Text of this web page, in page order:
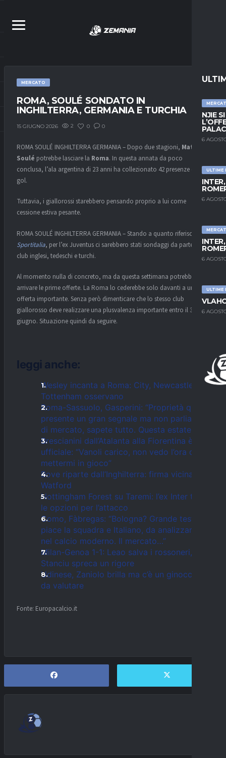
NJIE
6
ULTIME
6
6
ULTIME
6
MERCATO
ROMA, SOULÉ SONDATO IN
INGHILTERRA, GERMANIA E TURCHIA
15 GIUGNO 2026 2 0 0
ROMA SOULÉ INGHILTERRA GERMANIA – Dopo due stagioni, Matias
Soulé potrebbe lasciare la Roma. In questa annata da poco
conclusa, l’ala argentina di 23 anni ha collezionato 42 presenze e 7
gol.
Tuttavia, i giallorossi starebbero pensando proprio a lui come
cessione estiva pesante.
ROMA SOULÉ INGHILTERRA GERMANIA – Stando a quanto riferisce
Sportitalia, per l’ex Juventus ci sarebbero stati sondaggi da parte di
club inglesi, tedeschi e turchi.
Al momento nulla di concreto, ma da questa settimana potrebbero
arrivare le prime offerte. La Roma lo cederebbe solo davanti a una
offerta importante. Senza però dimenticare che lo stesso club
giallorosso deve realizzare una plusvalenza importante entro il 30
giugno. Situazione quindi da seguire.
leggi anche:
Wesley incanta a Roma: City, Newcastle e
Tottenham osservano
Roma-Sassuolo, Gasperini: “Proprietà qui
presente un gran segnale ma non parliamo
di mercato, sapete tutto. Questa estate…”
Brescianini dall’Atalanta alla Fiorentina è
ufficiale: “Vanoli carico, non vedo l’ora di
mettermi in gioco”
Bove riparte dall’Inghilterra: firma vicina col
Watford
Nottingham Forest su Taremi: l’ex Inter tra
le opzioni per l’attacco
Como, Fàbregas: “Bologna? Grande test; mi
piace la squadra e Italiano, da analizzare
nel calcio moderno. Il mercato…”
Milan-Genoa 1-1: Leao salva i rossoneri,
Stanciu spreca un rigore
Udinese, Zaniolo brilla ma c’è un ginocchio
da valutare
Fonte: Europacalcio.it